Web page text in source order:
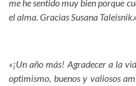
me he sentido muy bien porque
el alma. Gracias Susana Taleisnik.»
«¡Un año más! Agradecer a la
optimismo, buenos y valiosos